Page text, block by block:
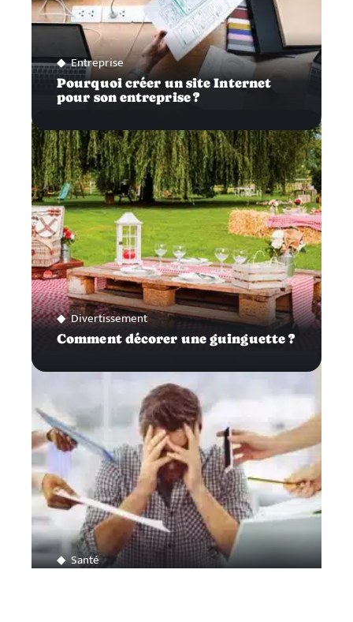
Entreprise
Pourquoi créer un site Internet
pour son entreprise ?
Divertissement
Comment décorer une guinguette ?
Santé